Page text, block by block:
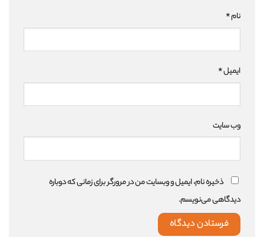
نام*
ایمیل*
وب‌ سایت
ذخیره نام، ایمیل و وبسایت من در مرورگر برای زمانی که دوباره
دیدگاهی می‌نویسم.